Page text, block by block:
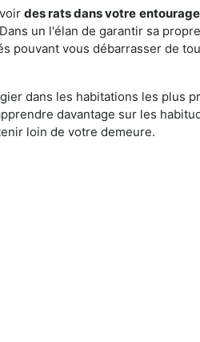
des rats dans votre
un l'élan de garantir sa
pouvant vous débarrasser de
dans les habitations les plus
davantage sur les
loin de votre demeure.